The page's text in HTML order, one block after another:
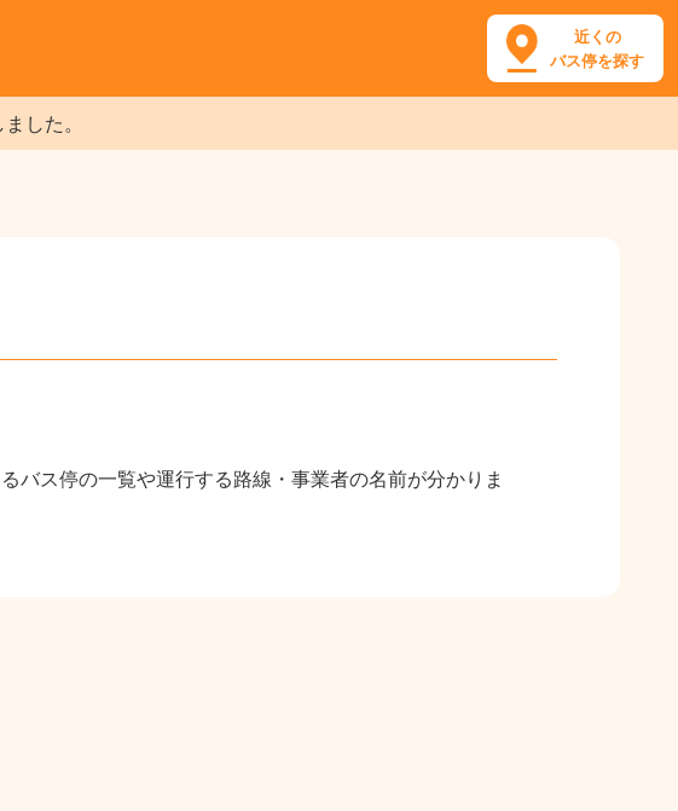
近くの
バス停を探す
した。
バス停の一覧や運行する路線・事業者の名前が分かりま